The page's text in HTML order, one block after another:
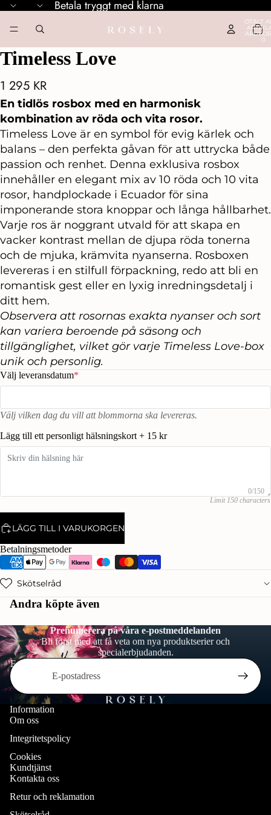
Betala tryggt med klarna
TOTALT
0
ÖPPNA
BILDEN
I
HELSKÄRM
ÖPPNA
BILDEN
I
HELSKÄRM
ÖPPNA
BILDEN
I
HELSKÄRM
Timeless Love
1 295 KR
En tidlös rosbox med en harmonisk
kombination av röda och vita rosor.
Timeless Love är en symbol för evig kärlek och
balans – den perfekta gåvan för att uttrycka både
passion och renhet. Denna exklusiva rosbox
innehåller en elegant mix av 10 röda och 10 vita
rosor, handplockade i Ecuador för sina
imponerande stora knoppar och långa hållbarhet.
Varje ros är noggrant utvald för att skapa en
vacker kontrast mellan de djupa röda tonerna
och de mjuka, krämvita nyanserna. Rosboxen
levereras i en stilfull förpackning, redo att bli en
romantisk gest eller en lyxig inredningsdetalj i
ditt hem.
Observera att rosornas exakta nyanser och sort
kan variera beroende på säsong och
tillgänglighet, vilket gör varje Timeless Love-box
unik och personlig.
Välj leveransdatum*
Välj vilken dag du vill att blommorna ska levereras.
Lägg till ett personligt hälsningskort + 15 kr
0/150
Limit 150 characters
LÄGG TILL I VARUKORGEN
Betalningsmetoder
Skötselråd
Andra köpte även
Prenumerera på våra e-postmeddelanden
Bli först med att få veta om nya produktserier och
specialerbjudanden.
E-post
Information
Om oss
Integritetspolicy
Cookies
Kundtjänst
Kontakta oss
Retur och reklamationÅterbetalningspolicy